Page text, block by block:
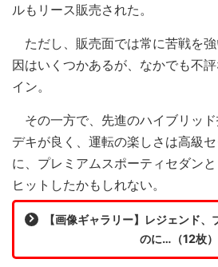
ルもリース販売された。
ただし、販売面では常に苦戦を
因はいくつかあるが、なかでも不
イン。
その一方で、先進のハイブリッ
デキが良く、運転の楽しさは高級
に、プレミアムスポーティセダン
ヒットしたかもしれない。
【画像ギャラリー】レジェンド
のに…（12枚）